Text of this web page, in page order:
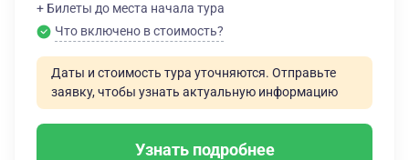
+ Билеты до места начала тура
Что включено в стоимость?
Даты и стоимость тура уточняются. Отправьте
заявку, чтобы узнать актуальную информацию
Узнать подробнее